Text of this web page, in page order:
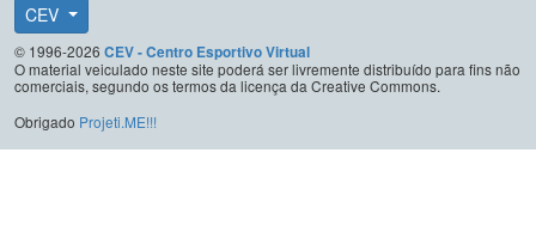
CEV
© 1996-2026 CEV - Centro Esportivo Virtual
O material veiculado neste site poderá ser livremente distribuído para fins não
comerciais, segundo os termos da licença da Creative Commons.
Obrigado Projeti.ME!!!